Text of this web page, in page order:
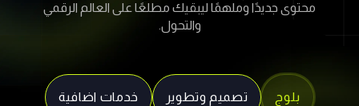
محتوى جديدًا وملهمًا ليبقيك مطلعًا على العالم الرقمي
والتحول.
بلوج تصميم وتطوير خدمات اضافية